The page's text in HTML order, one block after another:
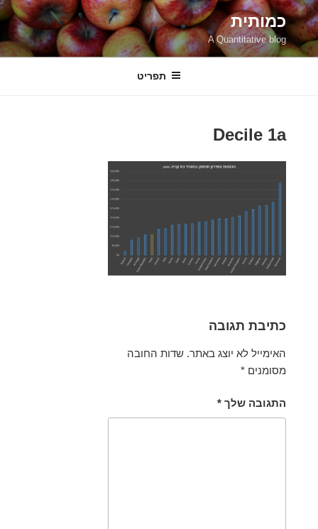
דילוג
לתוכן
כמותית
A Quantitative blog
תפריט
Decile 1a
כתיבת תגובה
האימייל לא יוצג באתר. שדות החובה
מסומנים *
התגובה שלך *